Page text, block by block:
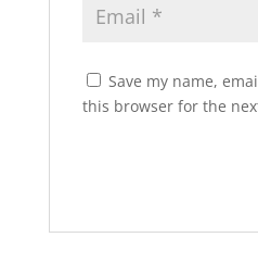
Save my name,
this browser for the